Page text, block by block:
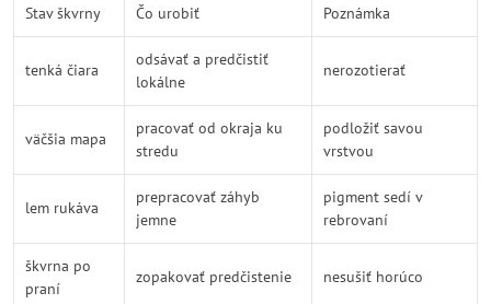
Stav škvrny Čo urobiť Poznámka
tenká čiara
odsávať a predčistiť
lokálne
nerozotierať
väčšia mapa
pracovať od okraja ku
stredu
podložiť savou
vrstvou
lem rukáva
prepracovať záhyb
jemne
pigment sedí v
rebrovaní
škvrna po
praní
zopakovať predčistenie nesušiť horúco